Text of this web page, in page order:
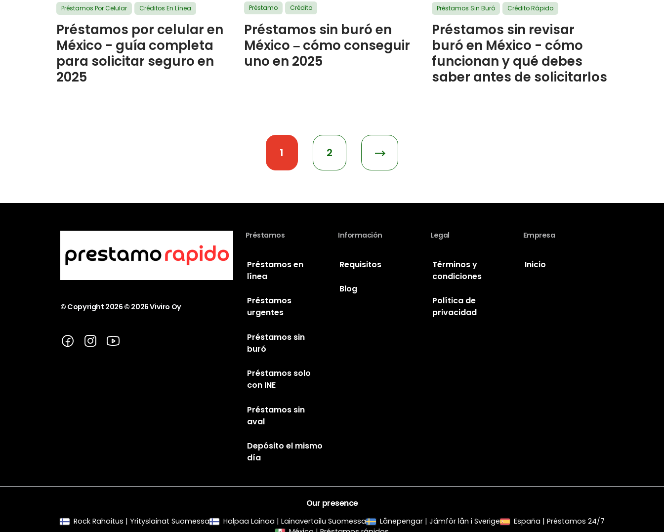
Préstamos Por Celular Créditos En Línea
Préstamos por celular en
México - guía completa
para solicitar seguro en
2025
Préstamo Crédito
Préstamos sin buró en
México – cómo conseguir
uno en 2025
Préstamos Sin Buró Crédito Rápido
Préstamos sin revisar
buró en México - cómo
funcionan y qué debes
saber antes de solicitarlos
1 2
© Copyright 2026 © 2026 Viviro Oy
Facebook
Instagram
YouTube
Préstamos
Préstamos en
línea
Préstamos
urgentes
Préstamos sin
buró
Préstamos solo
con INE
Préstamos sin
aval
Depósito el mismo
día
Información
Requisitos
Blog
Legal
Términos y
condiciones
Política de
privacidad
Empresa
Inicio
Our presence
Rock Rahoitus | Yrityslainat Suomessa Halpaa Lainaa | Lainavertailu Suomessa Lånepengar | Jämför lån i Sverige
España | Préstamos 24/7